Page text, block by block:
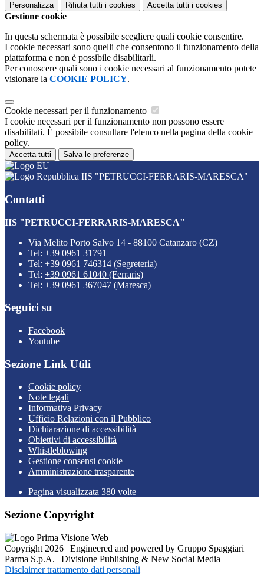
Personalizza Rifiuta tutti i cookies Accetta tutti i cookies
Gestione cookie
In questa schermata è possibile scegliere quali cookie consentire.
I cookie necessari sono quelli che consentono il funzionamento della
piattaforma e non è possibile disabilitarli.
Per conoscere quali sono i cookie necessari al funzionamento potete
visionare la COOKIE POLICY.
Cookie necessari per il funzionamento
I cookie necessari per il funzionamento non possono essere
disabilitati. È possibile consultare l'elenco nella pagina della cookie
policy.
Accetta tutti Salva le preferenze
IIS "PETRUCCI-FERRARIS-MARESCA"
Contatti
IIS "PETRUCCI-FERRARIS-MARESCA"
Via Melito Porto Salvo 14 - 88100 Catanzaro (CZ)
Tel: +39 0961 31791
Tel: +39 0961 746314 (Segreteria)
Tel: +39 0961 61040 (Ferraris)
Tel: +39 0961 367047 (Maresca)
Seguici su
Facebook
Youtube
Sezione Link Utili
Cookie policy
Note legali
Informativa Privacy
Ufficio Relazioni con il Pubblico
Dichiarazione di accessibilità
Obiettivi di accessibilità
Whistleblowing
Gestione consensi cookie
Amministrazione trasparente
Pagina visualizzata 380 volte
Sezione Copyright
Copyright 2026 | Engineered and powered by Gruppo Spaggiari
Parma S.p.A. | Divisione Publishing & New Social Media
Disclaimer trattamento dati personali